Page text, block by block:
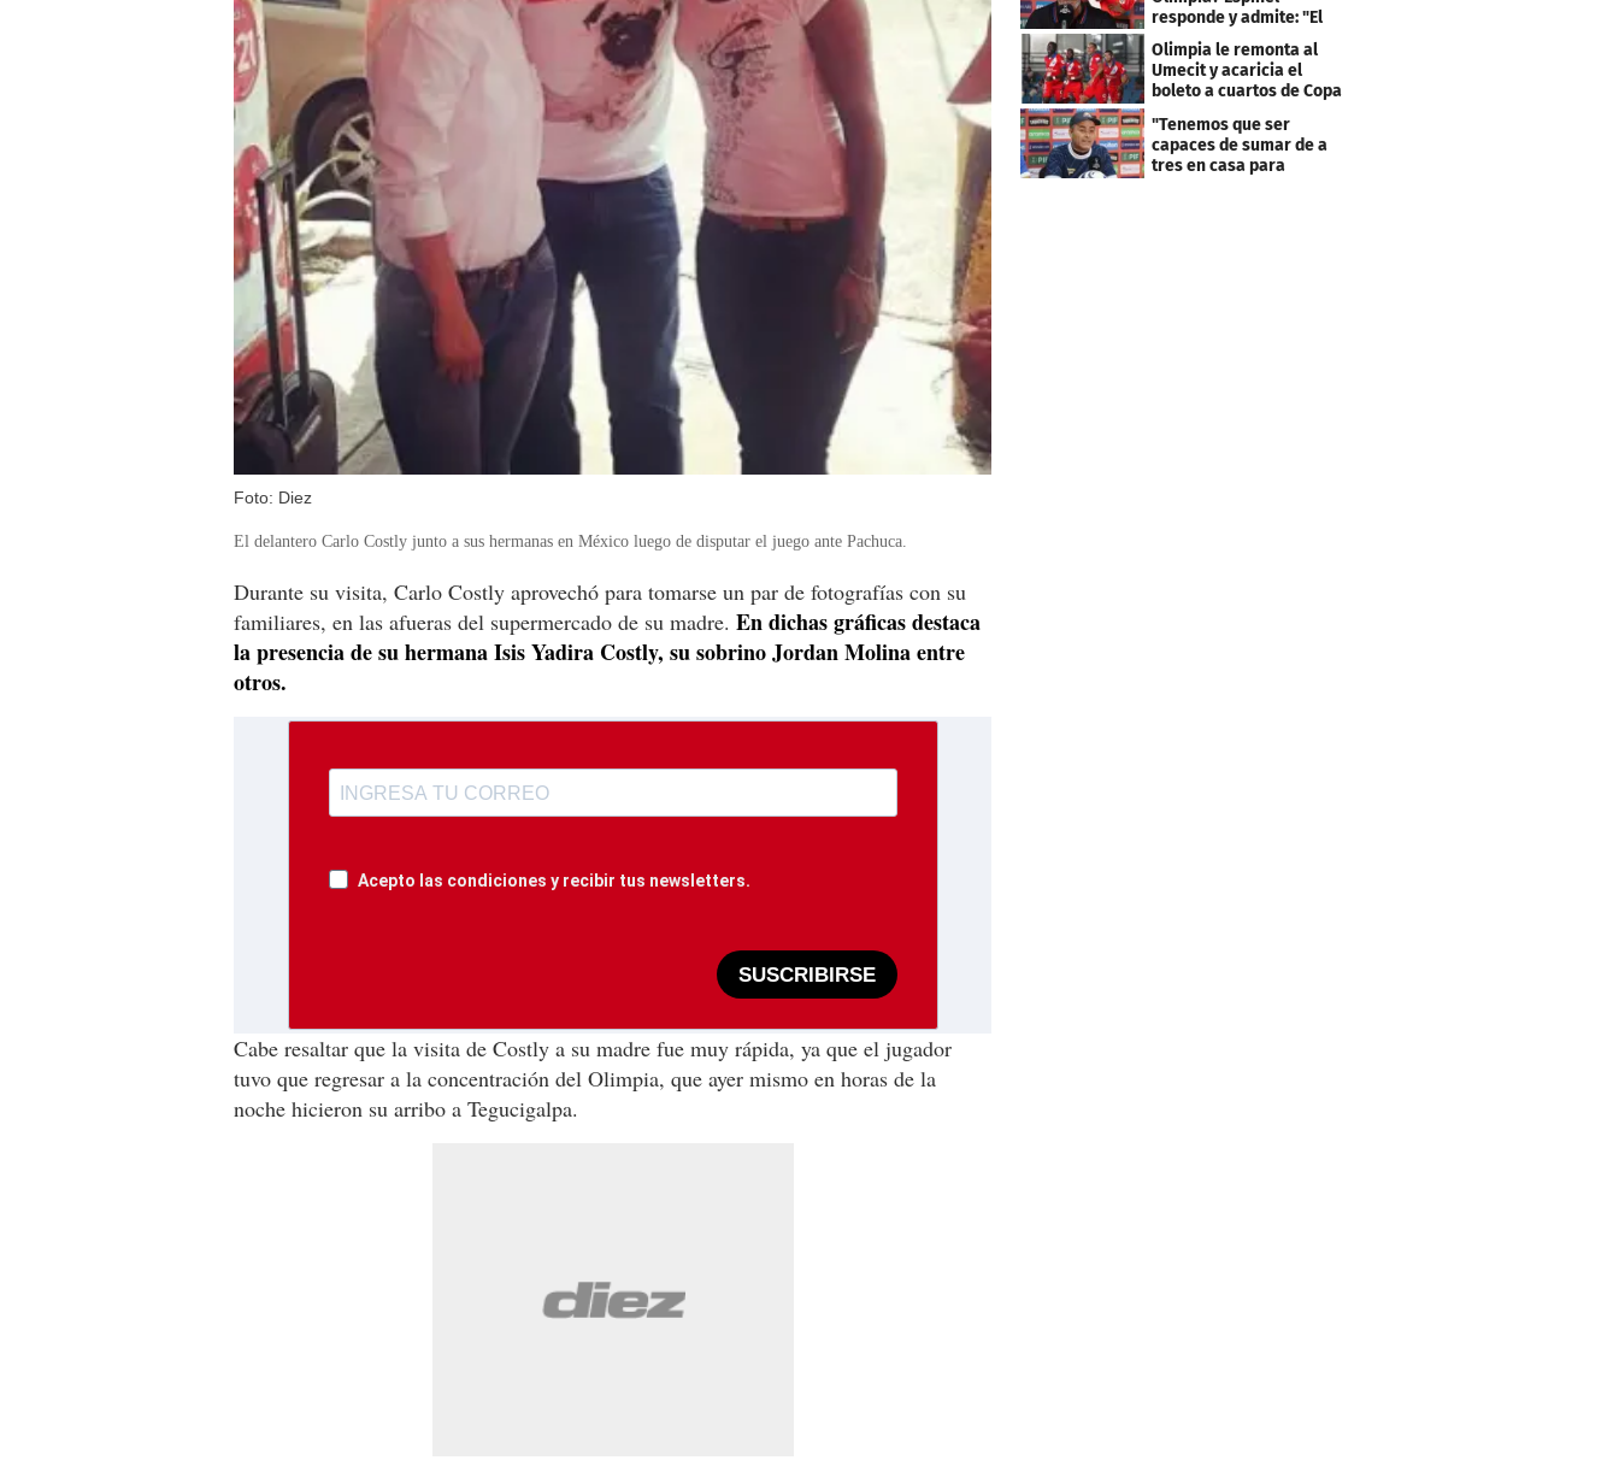
Foto: Diez
El delantero Carlo Costly junto a sus hermanas en México luego de disputar el juego ante Pachuca.
Durante su visita, Carlo Costly aprovechó para tomarse un par de fotografías con su
familiares, en las afueras del supermercado de su madre. En dichas gráficas destaca
la presencia de su hermana Isis Yadira Costly, su sobrino Jordan Molina entre
otros.
Acepto las condiciones y recibir tus newsletters.
SUSCRIBIRSE
Cabe resaltar que la visita de Costly a su madre fue muy rápida, ya que el jugador
tuvo que regresar a la concentración del Olimpia, que ayer mismo en horas de la
noche hicieron su arribo a Tegucigalpa.
responde y admite: "El
resultado fue corto"
Olimpia le remonta al
Umecit y acaricia el
boleto a cuartos de Copa
"Tenemos que ser
capaces de sumar de a
tres en casa para